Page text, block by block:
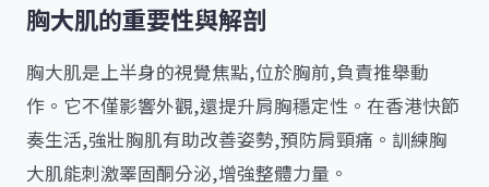
胸大肌的重要性與解剖
胸大肌是上半身的視覺焦點,位於胸前,負責推舉動
作。它不僅影響外觀,還提升肩胸穩定性。在香港快節
奏生活,強壯胸肌有助改善姿勢,預防肩頸痛。訓練胸
大肌能刺激睪固酮分泌,增強整體力量。